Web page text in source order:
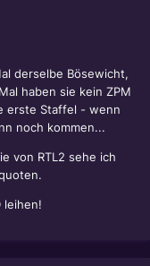
derselbe Bösewicht,
haben sie kein ZPM
erste Staffel - wenn
noch kommen...
von RTL2 sehe ich
leihen!